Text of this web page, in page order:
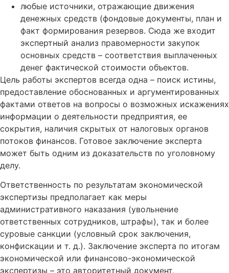
любые источники, отражающие движения
денежных средств (фондовые документы, план и
факт формирования резервов. Сюда же входит
экспертный анализ правомерности закупок
основных средств – соответствия выплаченных
денег фактической стоимости объектов.
Цель работы экспертов всегда одна – поиск истины,
предоставление обоснованных и аргументированных
фактами ответов на вопросы о возможных искажениях
информации о деятельности предприятия, ее
сокрытия, наличия скрытых от налоговых органов
потоков финансов. Готовое заключение эксперта
может быть одним из доказательств по уголовному
делу.
Ответственность по результатам экономической
экспертизы предполагает как меры
административного наказания (увольнение
ответственных сотрудников, штрафы), так и более
суровые санкции (условный срок заключения,
конфискации и т. д.). Заключение эксперта по итогам
экономической или финансово-экономической
экспертизы – это авторитетный документ,